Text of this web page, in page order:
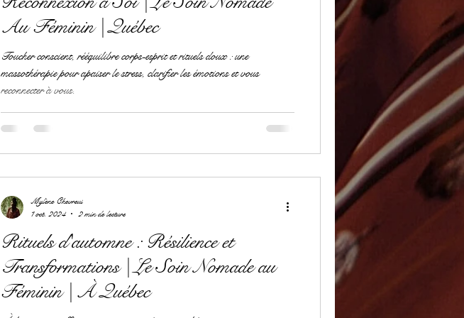
Au Féminin | Québec
Toucher conscient, rééquilibre corps-esprit et rituels doux : une
massothérapie pour apaiser le stress, clarifier les émotions et vous
reconnecter à vous.
Rituels d'automne : Résilience et
Transformations | Le Soin Nomade au
Féminin | À Québec
Mylène Chevreul
1 oct. 2024
2 min de lecture